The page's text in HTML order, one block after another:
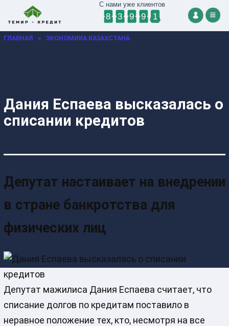
С нами уже клиентов
8 3 9 9 1
ГЛАВНАЯ » ЭКОНОМИКА КАЗАХСТАНА
Дания Еспаева высказалась о
списании кредитов
Депутат настаивает на внедрении
в стране банкротства для
физических лиц
Депутат мажилиса Дания Еспаева считает, что
списание долгов по кредитам поставило в
неравное положение тех, кто, несмотря на все